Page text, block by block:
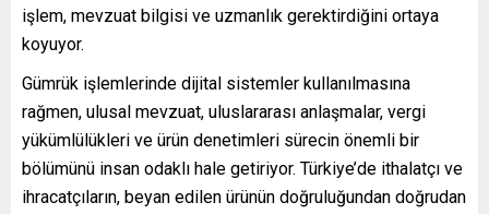
işlem, mevzuat bilgisi ve uzmanlık gerektirdiğini ortaya
koyuyor.
Gümrük işlemlerinde dijital sistemler kullanılmasına
rağmen, ulusal mevzuat, uluslararası anlaşmalar, vergi
yükümlülükleri ve ürün denetimleri sürecin önemli bir
bölümünü insan odaklı hale getiriyor. Türkiye’de ithalatçı ve
ihracatçıların, beyan edilen ürünün doğruluğundan doğrudan